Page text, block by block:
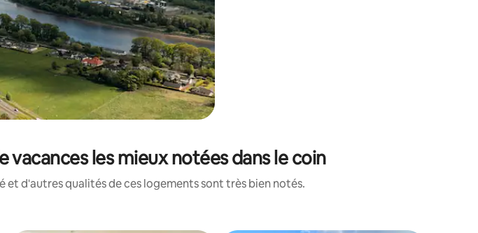
les mieux notées dans le coin
et d'autres qualités de ces logements sont très bien notés.